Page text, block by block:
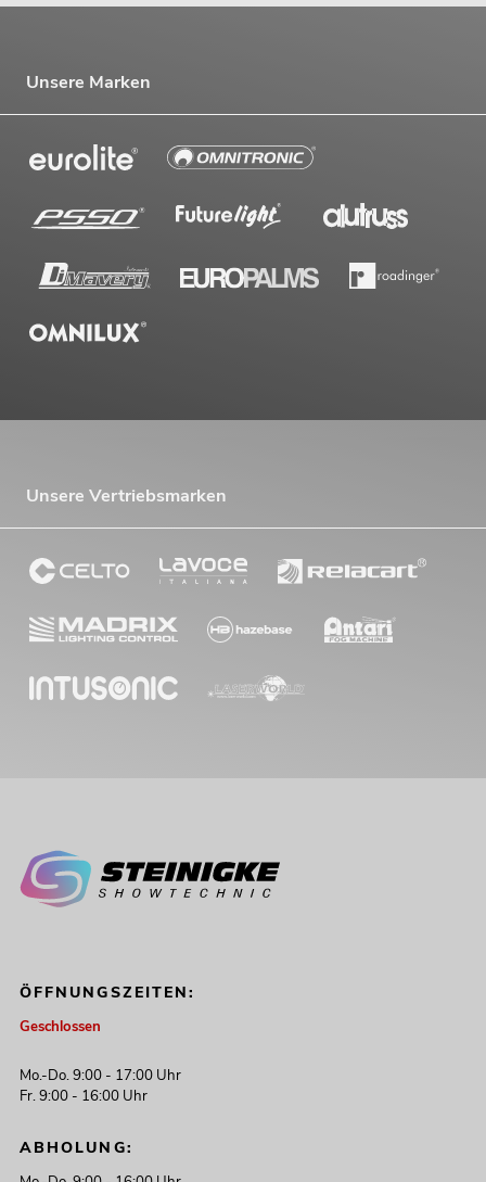
Unsere Marken
Unsere Vertriebsmarken
ÖFFNUNGSZEITEN:
Geschlossen
Mo.-Do. 9:00 - 17:00 Uhr
Fr. 9:00 - 16:00 Uhr
ABHOLUNG: